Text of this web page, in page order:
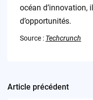
océan d’innovation,
d’opportunités.
Source : Techcrunch
Post
Article précédent